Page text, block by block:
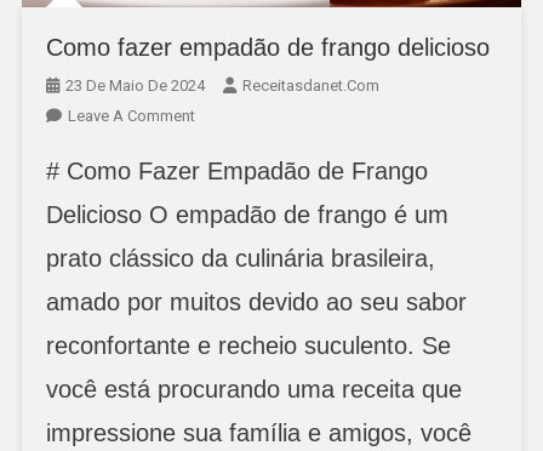
Como fazer empadão de frango delicioso
23 De Maio De 2024
Receitasdanet.com
Leave A CommentOn
Fazer
De
Frango
# Como Fazer Empadão de Frango
Delicioso O empadão de frango é um
prato clássico da culinária brasileira,
amado por muitos devido ao seu sabor
reconfortante e recheio suculento. Se
você está procurando uma receita que
impressione sua família e amigos, você